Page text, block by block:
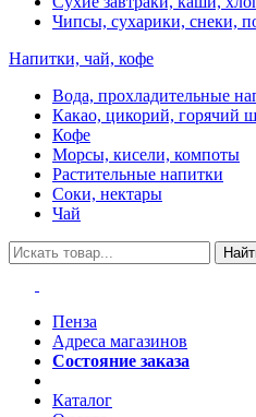
Чипсы, сухарики, снеки,
Напитки, чай, кофе
Вода, прохладительные
Какао, цикорий, горячий
Кофе
Морсы, кисели, компоты
Растительные напитки
Соки, нектары
Чай
Пенза
Адреса магазинов
Состояние заказа
Каталог